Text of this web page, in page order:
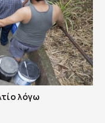
λόγω